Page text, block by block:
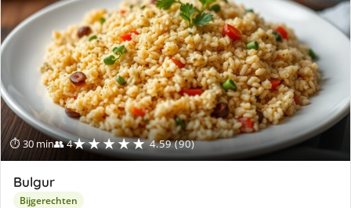
⏱ 30 min👥 4★★★★★ 4.59 (90)
Bulgur
Bijgerechten